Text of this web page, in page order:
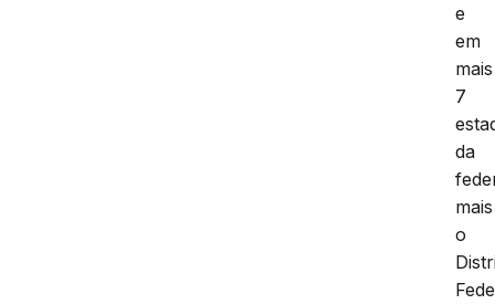
e
em
mais
7
da
mais
o